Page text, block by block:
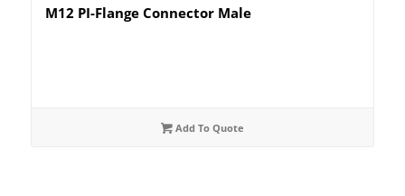
M12 PI-Flange Connector Male
Add To Quote